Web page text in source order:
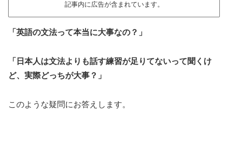
記事内に広告が含まれています。
「英語の文法って本当に大事なの？」
「日本人は文法よりも話す練習が足りてないって聞くけ
ど、実際どっちが大事？」
このような疑問にお答えします。